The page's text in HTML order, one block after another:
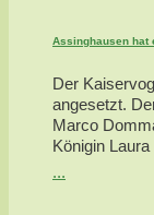
Assinghausen hat
Der
angesetzt.
Marco
Königin
...